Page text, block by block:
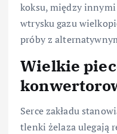
koksu, między
wtrysku gazu
próby z
Wielkie
Serce zakładu
tlenki żelaza ulegają